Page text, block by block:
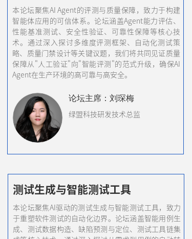
论坛主席 ：刘琛梅
本论坛聚焦AI Agent的评测与质量保障，致力于构建
智能体应用的可信体系。论坛涵盖Agent能力评估、
性能基准测试、安全性验证、可靠性保障等核心技
术。通过深入探讨多维度评测框架、自动化测试策
略、质量门禁设计等关键议题，我们将共同见证质量
保障从"人工验证"向"智能评测"的范式升级，确保AI
Agent在生产环境的高可靠与高安全。
绿盟科技研发技术总监
本论坛聚焦AI驱动的测试生成与智能测试工具，致力
于重塑软件测试的自动化边界。论坛涵盖智能用例生
成、测试数据构造、缺陷预测与定位、测试工具链集
测试生成与智能测试工具